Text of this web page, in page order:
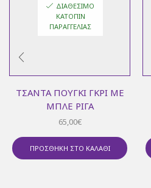
ΔΙΑΘΈΣΙΜΟ
ΚΑΤΌΠΙΝ
ΠΑΡΑΓΓΕΛΊΑΣ
ΤΣΆΝΤΑ ΠΟΥΓΚΊ ΓΚΡΙ ΜΕ
ΜΠΛΕ ΡΊΓΑ
65,00€
ΠΡΟΣΘΉΚΗ ΣΤΟ ΚΑΛΆΘΙ